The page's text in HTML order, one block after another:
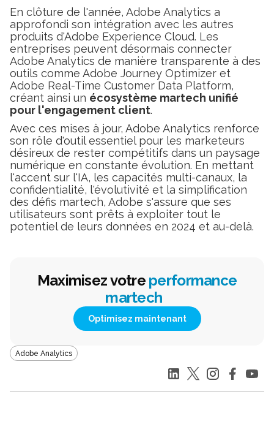
En clôture de l'année, Adobe Analytics a
approfondi son intégration avec les autres
produits d'Adobe Experience Cloud. Les
entreprises peuvent désormais connecter
Adobe Analytics de manière transparente à des
outils comme Adobe Journey Optimizer et
Adobe Real-Time Customer Data Platform,
créant ainsi un écosystème martech unifié
pour l'engagement client.
Avec ces mises à jour, Adobe Analytics renforce
son rôle d'outil essentiel pour les marketeurs
désireux de rester compétitifs dans un paysage
numérique en constante évolution. En mettant
l'accent sur l'IA, les capacités multi-canaux, la
confidentialité, l'évolutivité et la simplification
des défis martech, Adobe s'assure que ses
utilisateurs sont prêts à exploiter tout le
potentiel de leurs données en 2024 et au-delà.
Maximisez votre performance
martech
Optimisez maintenant
Adobe Analytics